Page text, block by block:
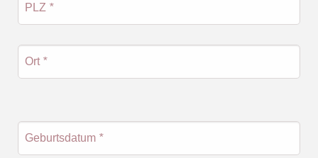
PLZ *
Ort *
Geburtsdatum *